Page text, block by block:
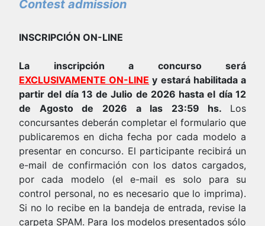
Contest admission
INSCRIPCIÓN ON-LINE
La inscripción a concurso será
EXCLUSIVAMENTE ON-LINE y estará habilitada a
partir del día 13 de Julio de 2026 hasta el día 12
de Agosto de 2026 a las 23:59 hs. Los
concursantes deberán completar el formulario que
publicaremos en dicha fecha por cada modelo a
presentar en concurso. El participante recibirá un
e-mail de confirmación con los datos cargados,
por cada modelo (el e-mail es solo para su
control personal, no es necesario que lo imprima).
Si no lo recibe en la bandeja de entrada, revise la
carpeta SPAM. Para los modelos presentados sólo